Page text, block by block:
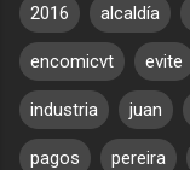
2016 alcaldía
encomicvt evite
industria juan
pagos pereira